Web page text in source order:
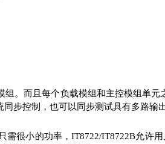
。而且每个负载模组和主控模组单元
步控制，也可以同步测试具有多路输
很小的功率，IT8722/IT8722B允许